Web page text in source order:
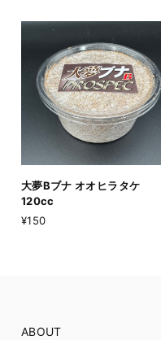
大夢Bブナ オオヒラタケ
120cc
¥150
ABOUT